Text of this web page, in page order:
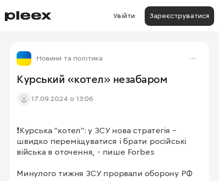
Увійти Зареєструватися
Новини та політика
Курський «котел» незабаром
17.09.2024 о 13:06
❗️Курська "котел": у ЗСУ нова стратегія –
швидко переміщуватися і брати російські
війська в оточення, - пише Forbes
Минулого тижня ЗСУ прорвали оборону РФ